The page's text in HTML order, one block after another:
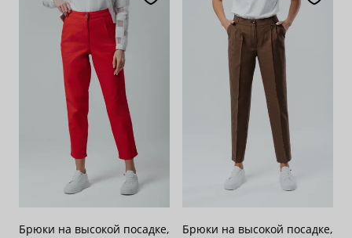
Брюки на высокой посадке,
Брюки на высокой посадке,